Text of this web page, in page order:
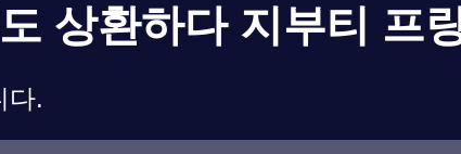
상환하다 지부티 프
다.